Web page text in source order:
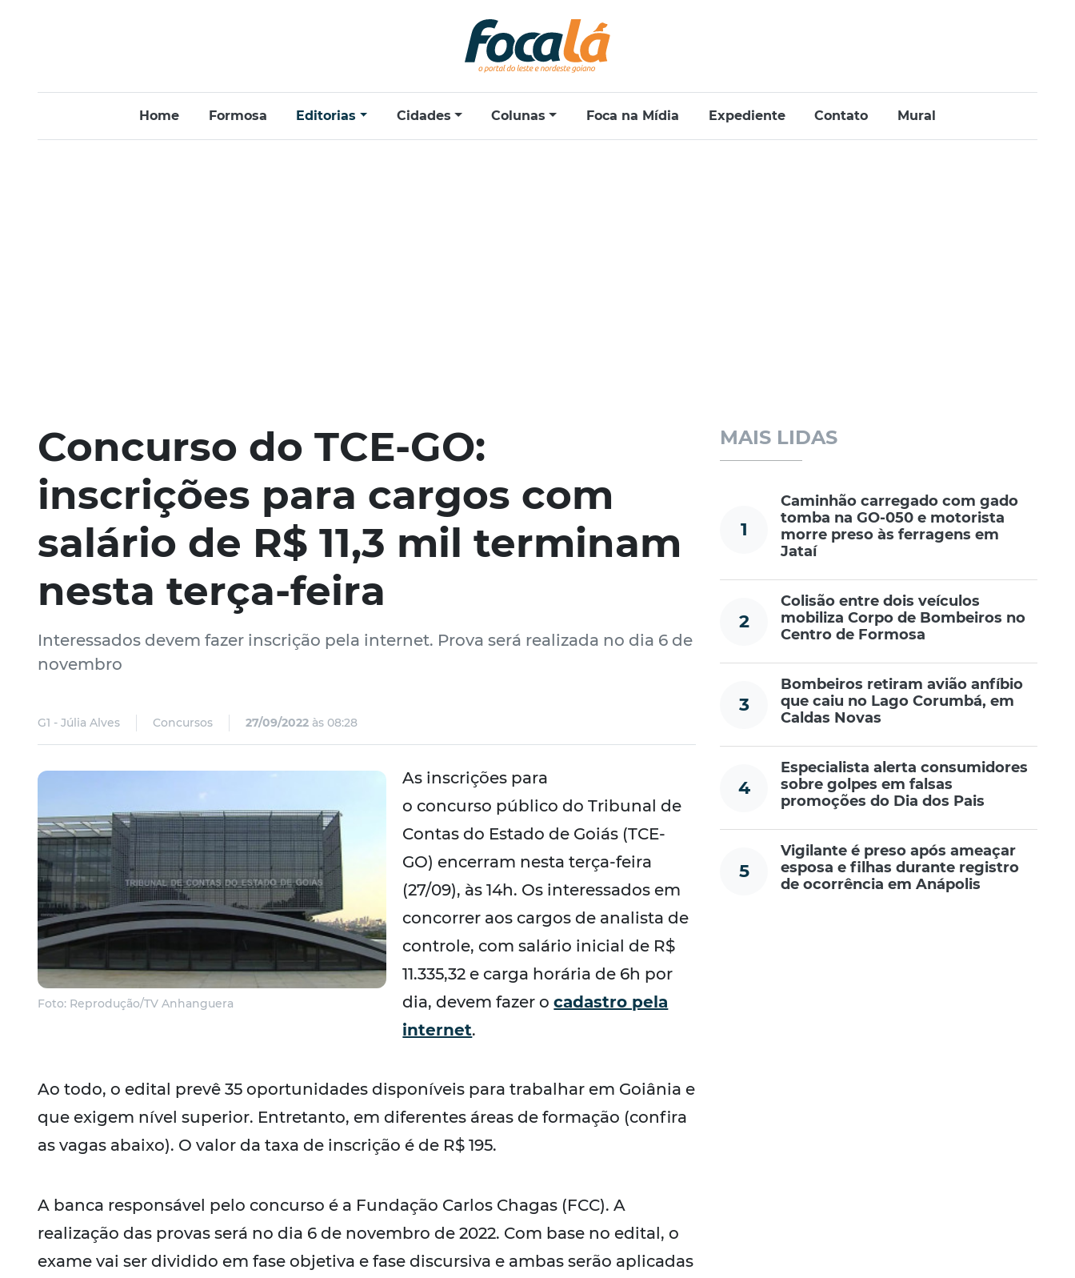
Home Formosa Editorias Cidades Colunas Foca na Mídia Expediente Contato Mural
Concurso do TCE-GO:
inscrições para cargos com
salário de R$ 11,3 mil terminam
nesta terça-feira
Interessados devem fazer inscrição pela internet. Prova será realizada no dia 6 de
novembro
G1 - Júlia Alves Concursos 27/09/2022 às 08:28
Foto: Reprodução/TV Anhanguera
As inscrições para
o concurso público do Tribunal de
Contas do Estado de Goiás (TCE-
GO) encerram nesta terça-feira
(27/09), às 14h. Os interessados em
concorrer aos cargos de analista de
controle, com salário inicial de R$
11.335,32 e carga horária de 6h por
dia, devem fazer ocadastro pela
internet.
Ao todo, o edital prevê 35 oportunidades disponíveis para trabalhar em Goiânia e
que exigem nível superior. Entretanto, em diferentes áreas de formação (confira
as vagas abaixo). O valor da taxa de inscrição é de R$ 195.
A banca responsável pelo concurso é a Fundação Carlos Chagas (FCC). A
realização das provas será no dia 6 de novembro de 2022. Com base no edital, o
exame vai ser dividido em fase objetiva e fase discursiva e ambas serão aplicadas
MAIS LIDAS
1
Caminhão carregado com gado
tomba na GO-050 e motorista
morre preso às ferragens em
Jataí
2
Colisão entre dois veículos
mobiliza Corpo de Bombeiros no
Centro de Formosa
3
Bombeiros retiram avião anfíbio
que caiu no Lago Corumbá, em
Caldas Novas
4
Especialista alerta consumidores
sobre golpes em falsas
promoções do Dia dos Pais
5
Vigilante é preso após ameaçar
esposa e filhas durante registro
de ocorrência em Anápolis